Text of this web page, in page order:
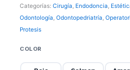
era:
Bs.4.024,43.
Categorías: Cirugía, Endodoncia,
Odontología, Odontopedriatría,
Protesis
COLOR
Campo